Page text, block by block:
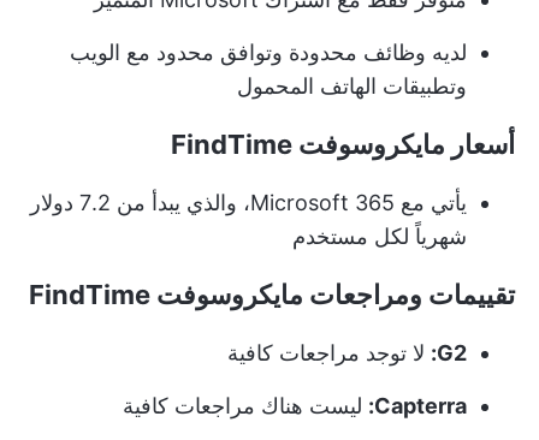
لديه وظائف محدودة وتوافق محدود مع الويب
وتطبيقات الهاتف المحمول
أسعار مايكروسوفت FindTime
يأتي مع Microsoft 365، والذي يبدأ من 7.2 دولار
شهرياً لكل مستخدم
تقييمات ومراجعات مايكروسوفت FindTime
G2: لا توجد مراجعات كافية
Capterra: ليست هناك مراجعات كافية